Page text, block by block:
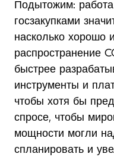
Подытожим:
госзакупками
насколько хорошо
распространение
быстрее
инструменты и
чтобы хотя бы
спросе, чтобы
мощности могли
спланировать и